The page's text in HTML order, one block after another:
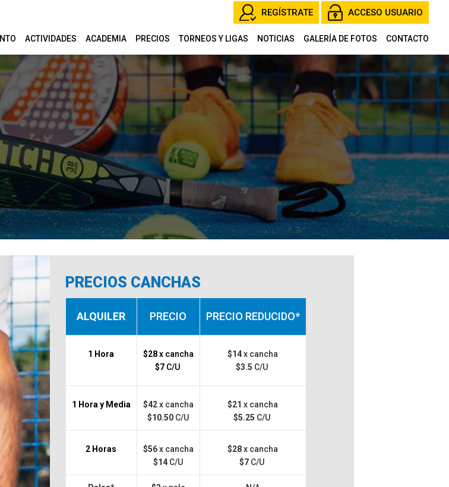
REGÍSTRATE ACCESO USUARIO
ACTIVIDADES ACADEMIA PRECIOS TORNEOS Y LIGAS NOTICIAS GALERÍA DE FOTOS CONTACTO
PRECIOS CANCHAS
ALQUILER PRECIO PRECIO REDUCIDO*
1 Hora $28x cancha
$7 C/U
$14x cancha
$3.5 C/U
1 Hora y Media $42x cancha
$10.50 C/U
$21 x cancha
$5.25 C/U
2 Horas $56x cancha
$14 C/U
$28x cancha
$7 C/U